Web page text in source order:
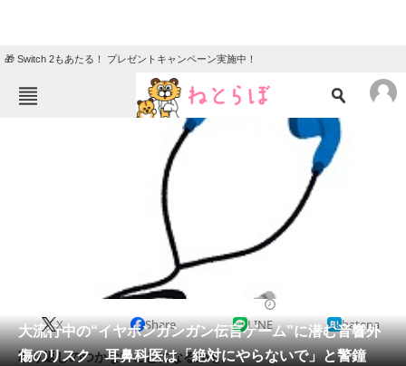
🎁 Switch 2もあたる！ プレゼントキャンペーン実施中！
教育・育児
会員記事
大流行中の“イヤホンガンガン伝言ゲーム”に潜む音響外
傷のリスク 耳鼻科医は「絶対にやらないで」と警鐘
X Share LINE hatena
取り返しのつかないことになるかも。